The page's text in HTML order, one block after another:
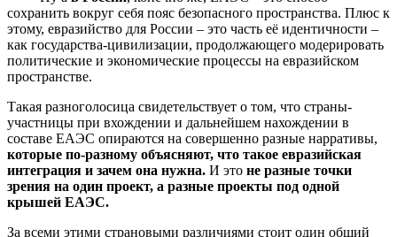
сохранить вокруг себя пояс безопасного пространства. Плюс к
этому, евразийство для России – это часть её идентичности –
как государства-цивилизации, продолжающего модерировать
политические и экономические процессы на евразийском
пространстве.
Такая разноголосица свидетельствует о том, что страны-
участницы при вхождении и дальнейшем нахождении в
составе ЕАЭС опираются на совершенно разные нарративы,
которые по-разному объясняют, что такое евразийская
интеграция и зачем она нужна. И это не разные точки
зрения на один проект, а разные проекты под одной
крышей ЕАЭС.
За всеми этими страновыми различиями стоит один общий